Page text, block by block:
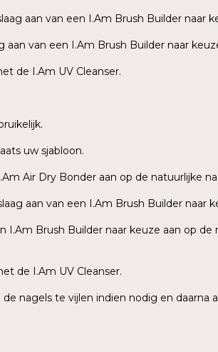
aan van een I.Am Brush Builder naar
van een I.Am Brush Builder naar
de I.Am UV Cleanser.
uw sjabloon.
Air Dry Bonder aan op de natuurlijke
aan van een I.Am Brush Builder naar
I.Am Brush Builder naar keuze aan op
de I.Am UV Cleanser.
nagels te vijlen indien nodig en daarna